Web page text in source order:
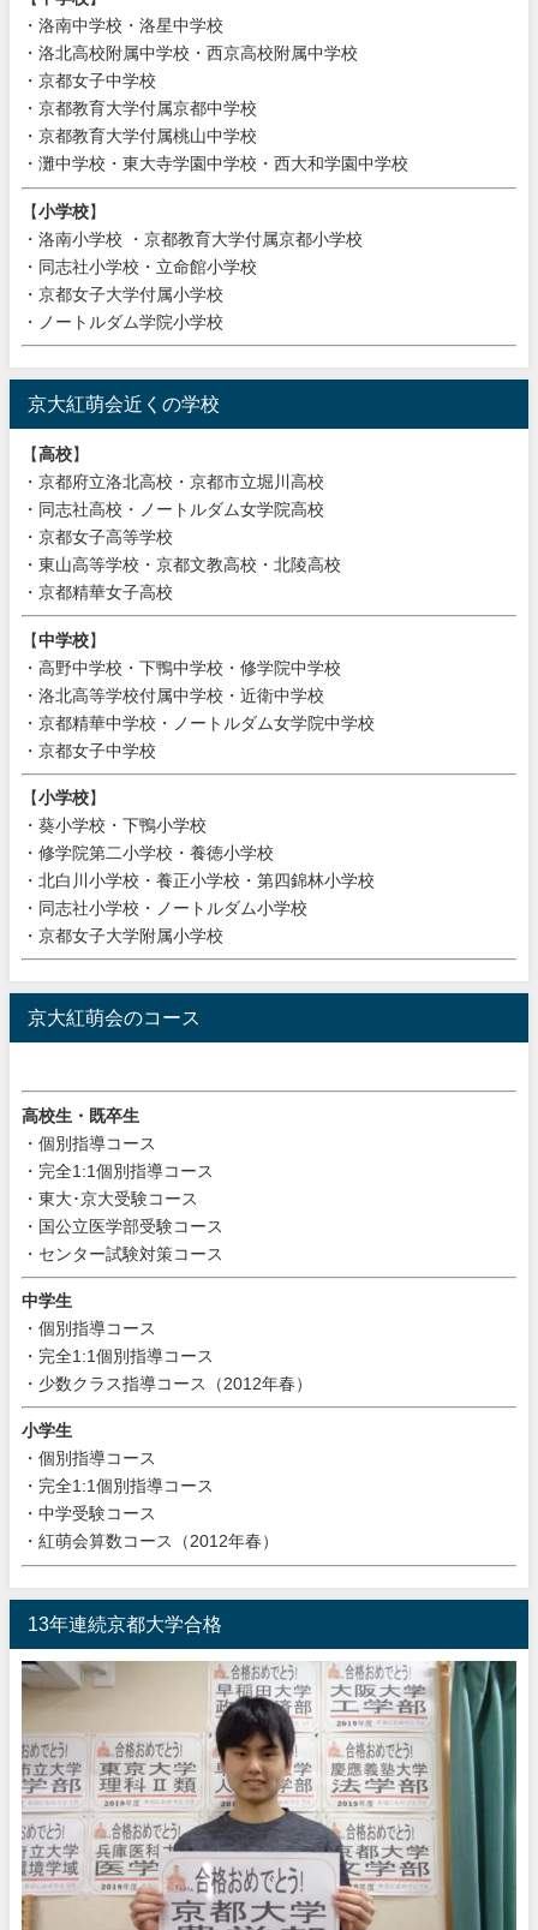
・洛南中学校・洛星中学校
・洛北高校附属中学校・西京高校附属中学校
・京都女子中学校
・京都教育大学付属京都中学校
・京都教育大学付属桃山中学校
・灘中学校・東大寺学園中学校・西大和学園中学校
【小学校】
・洛南小学校 ・京都教育大学付属京都小学校
・同志社小学校・立命館小学校
・京都女子大学付属小学校
・ノートルダム学院小学校
京大紅萌会近くの学校
【高校】
・京都府立洛北高校・京都市立堀川高校
・同志社高校・ノートルダム女学院高校
・京都女子高等学校
・東山高等学校・京都文教高校・北陵高校
・京都精華女子高校
【中学校】
・高野中学校・下鴨中学校・修学院中学校
・洛北高等学校付属中学校・近衛中学校
・京都精華中学校・ノートルダム女学院中学校
・京都女子中学校
【小学校】
・葵小学校・下鴨小学校
・修学院第二小学校・養徳小学校
・北白川小学校・養正小学校・第四錦林小学校
・同志社小学校・ノートルダム小学校
・京都女子大学附属小学校
京大紅萌会のコース
高校生・既卒生
・個別指導コース
・完全1:1個別指導コース
・東大･京大受験コース
・国公立医学部受験コース
・センター試験対策コース
中学生
・個別指導コース
・完全1:1個別指導コース
・少数クラス指導コース（2012年春）
小学生
・個別指導コース
・完全1:1個別指導コース
・中学受験コース
・紅萌会算数コース（2012年春）
13年連続京都大学合格